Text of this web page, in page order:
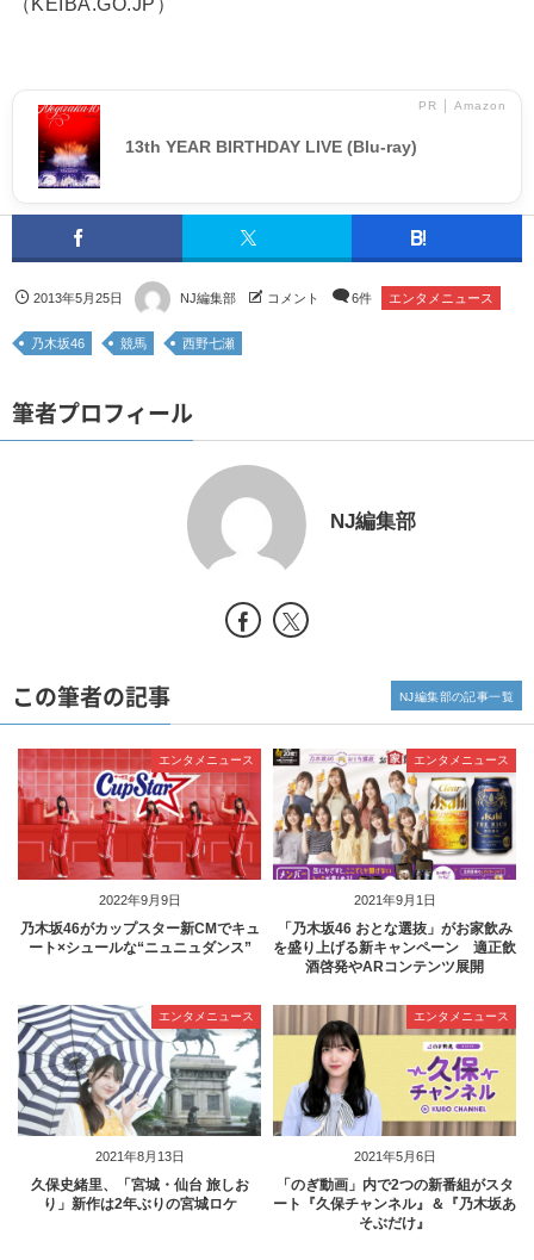
PR │ Amazon
13th YEAR BIRTHDAY LIVE (Blu-ray)
2013年5月25日 NJ編集部 コメント 6件 エンタメニュース
乃木坂46 競馬 西野七瀬
筆者プロフィール
NJ編集部
この筆者の記事
2022年9月9日
エンタメニュース
乃木坂46がカップスター新CMでキュ
ート×シュールな“ニュニュダンス”
2021年9月1日
エンタメニュース
「乃木坂46 おとな選抜」がお家飲み
を盛り上げる新キャンペーン 適正飲
酒啓発やARコンテンツ展開
2021年8月13日
エンタメニュース
久保史緒里、「宮城・仙台 旅しお
り」新作は2年ぶりの宮城ロケ
2021年5月6日
エンタメニュース
「のぎ動画」内で2つの新番組がスタ
ート『久保チャンネル』＆『乃木坂あ
そぶだけ』
NJ編集部の記事一覧